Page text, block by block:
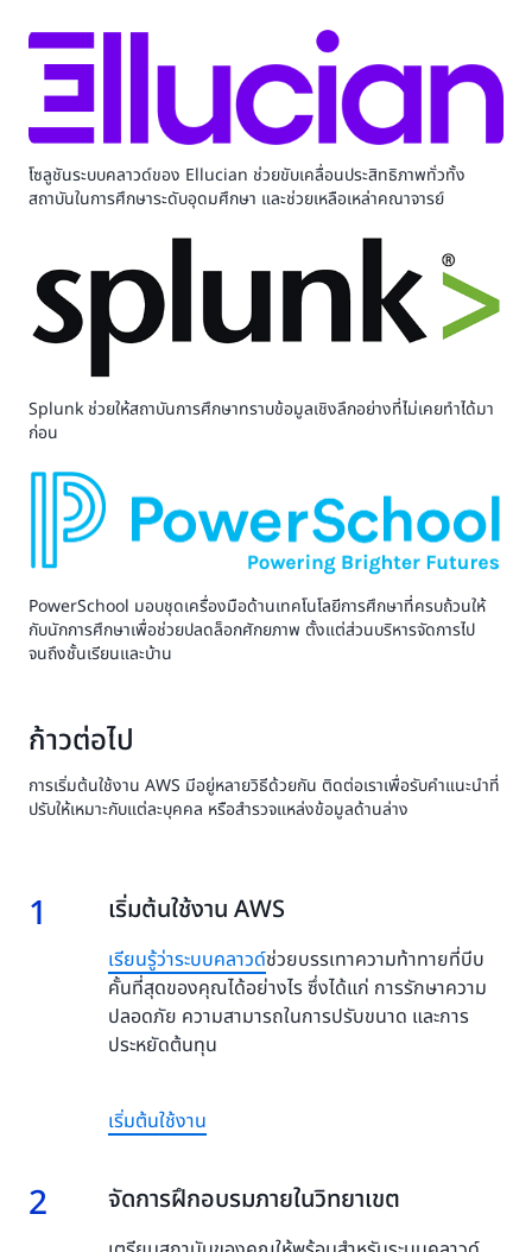
โซลูชันระบบคลาวด์ของ Ellucian ช่วยขับเคลื่อนประสิทธิภาพทั่วทั้ง
สถาบันในการศึกษาระดับอุดมศึกษา และช่วยเหลือเหล่าคณาจารย์
Splunk ช่วยให้สถาบันการศึกษาทราบข้อมูลเชิงลึกอย่างที่ไม่เคยทำได้มา
ก่อน
PowerSchool มอบชุดเครื่องมือด้านเทคโนโลยีการศึกษาที่ครบถ้วนให้
กับนักการศึกษาเพื่อช่วยปลดล็อกศักยภาพ ตั้งแต่ส่วนบริหารจัดการไป
จนถึงชั้นเรียนและบ้าน
ก้าวต่อไป
การเริ่มต้นใช้งาน AWS มีอยู่หลายวิธีด้วยกัน ติดต่อเราเพื่อรับคำแนะนำที่
ปรับให้เหมาะกับแต่ละบุคคล หรือสำรวจแหล่งข้อมูลด้านล่าง
1 1.
เริ่มต้นใช้งาน AWS
เรียนรู้ว่าระบบคลาวด์ช่วยบรรเทาความท้าทายที่บีบ
คั้นที่สุดของคุณได้อย่างไร ซึ่งได้แก่ การรักษาความ
ปลอดภัย ความสามารถในการปรับขนาด และการ
ประหยัดต้นทุน
เริ่มต้นใช้งาน
2 2.
จัดการฝึกอบรมภายในวิทยาเขต